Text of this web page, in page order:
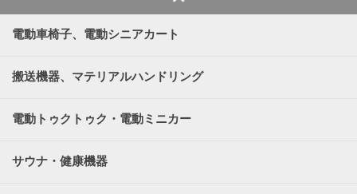
電動車椅子、電動シニアカート
搬送機器、マテリアルハンドリング
電動トゥクトゥク・電動ミニカー
サウナ・健康機器